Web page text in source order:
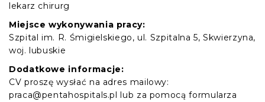
lekarz chirurg
Miejsce wykonywania pracy:
Szpital im. R. Śmigielskiego, ul. Szpitalna 5, Skwierzyna,
woj. lubuskie
Dodatkowe informacje:
CV proszę wysłać na adres mailowy:
praca@pentahospitals.pl lub za pomocą formularza